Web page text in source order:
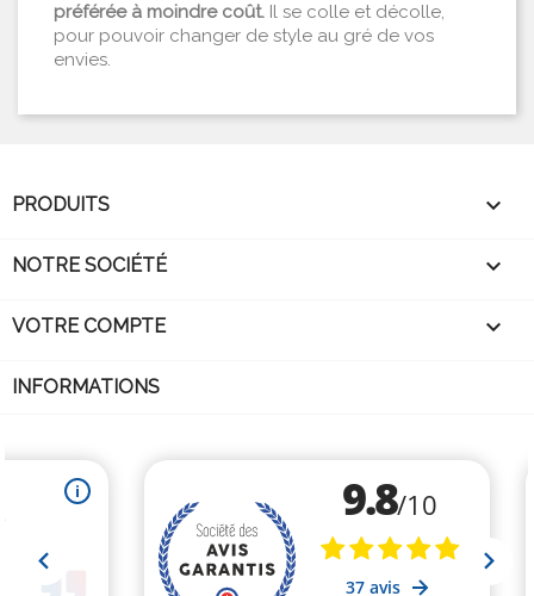
préférée à moindre coût. Il se colle et décolle,
pour pouvoir changer de style au gré de vos
envies.
PRODUITS 
NOTRE SOCIÉTÉ 
VOTRE COMPTE 
INFORMATIONS